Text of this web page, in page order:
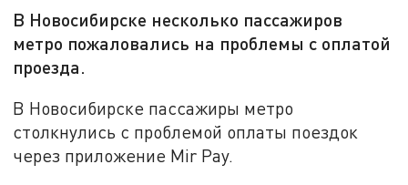
В Новосибирске несколько пассажиров
метро пожаловались на проблемы с оплатой
проезда.
В Новосибирске пассажиры метро
столкнулись с проблемой оплаты поездок
через приложение Mir Pay.